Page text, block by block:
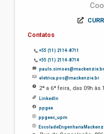
Contatos
+55 (11) 2114-8711
+55 (11) 2114-8714
paulo.simoes@mackenzie.br
eletrica.pos@mackenzie.br
2ª a 6ª feira, das 09h às
LinkedIn
ppgee
ppgeec_upm